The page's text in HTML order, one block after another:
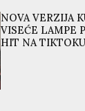
NOVA VERZIJA
VISEĆE LAMPE
HIT NA